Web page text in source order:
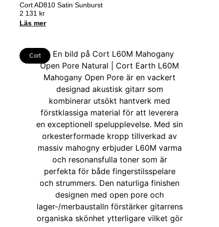
Cort AD810 Satin Sunburst
2 131 kr
Läs mer
Cort